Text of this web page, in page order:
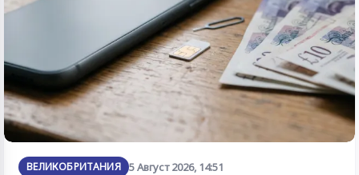
ВЕЛИКОБРИТАНИЯ 5 Август 2026, 14:51